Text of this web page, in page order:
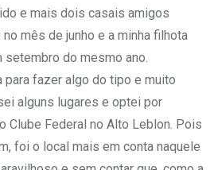
e mais dois casais amigos
mês de junho e a minha filhota
do mesmo ano.
para fazer algo do tipo e muito
alguns lugares e optei por
Clube Federal no Alto Leblon. Pois
foi o local mais em conta naquele